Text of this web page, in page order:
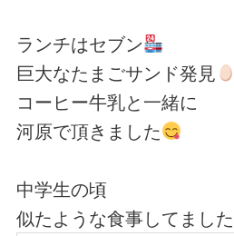
ランチはセブン
巨大なたまごサンド発見
コーヒー牛乳と一緒に
河原で頂きました
中学生の頃
似たような食事してました